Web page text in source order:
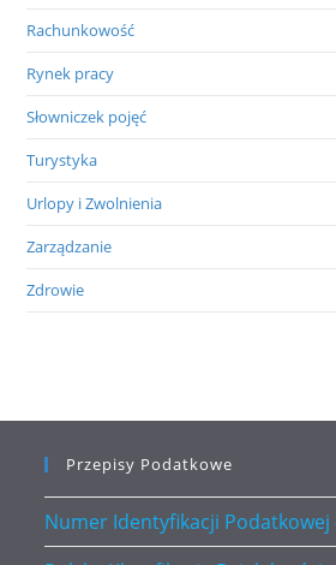
Rachunkowość
Rynek pracy
Słowniczek pojęć
Turystyka
Urlopy i Zwolnienia
Zarządzanie
Zdrowie
Przepisy Podatkowe
Numer Identyfikacji Podatkowej